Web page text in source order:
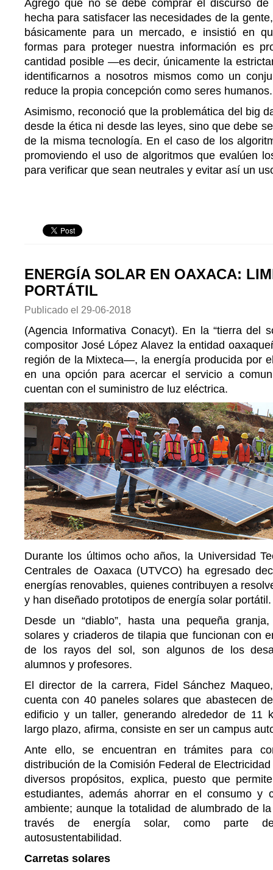
Agregó que no se debe comprar el discurso
hecha para satisfacer las necesidades de la
básicamente para un mercado, e insistió en
formas para proteger nuestra información es
cantidad posible —es decir, únicamente la
identificarnos a nosotros mismos como un
reduce la propia concepción como seres humanos.
Asimismo, reconoció que la problemática del big
desde la ética ni desde las leyes, sino que debe
de la misma tecnología. En el caso de los
promoviendo el uso de algoritmos que evalúen
para verificar que sean neutrales y evitar así un
ENERGÍA SOLAR EN OAXACA:
PORTÁTIL
Publicado el 29-06-2018
(Agencia Informativa Conacyt). En la “tierra del
compositor José López Alavez la entidad
región de la Mixteca—, la energía producida por
en una opción para acercar el servicio a
cuentan con el suministro de luz eléctrica.
Durante los últimos ocho años, la Universidad
Centrales de Oaxaca (UTVCO) ha egresado
energías renovables, quienes contribuyen a
y han diseñado prototipos de energía solar portátil.
Desde un “diablo”, hasta una pequeña
solares y criaderos de tilapia que funcionan con
de los rayos del sol, son algunos de los
alumnos y profesores.
El director de la carrera, Fidel Sánchez
cuenta con 40 paneles solares que abastecen
edificio y un taller, generando alrededor de 11
largo plazo, afirma, consiste en ser un campus
Ante ello, se encuentran en trámites para
distribución de la Comisión Federal de
diversos propósitos, explica, puesto que
estudiantes, además ahorrar en el consumo y
ambiente; aunque la totalidad de alumbrado de
través de energía solar, como parte
autosustentabilidad.
Carretas solares